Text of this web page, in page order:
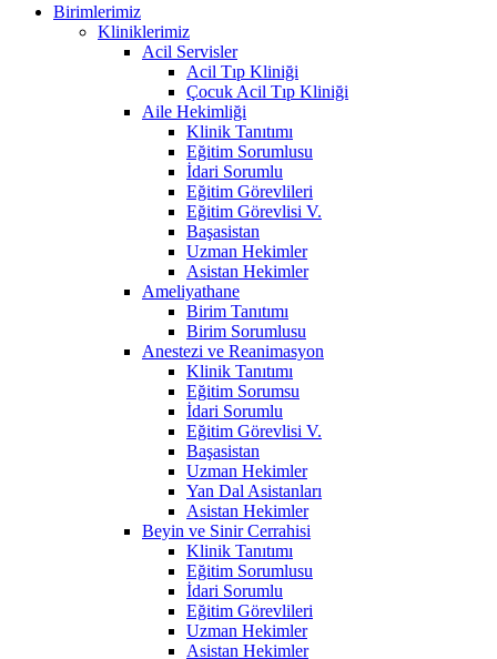
Birimlerimiz
Kliniklerimiz
Acil Servisler
Acil Tıp Kliniği
Çocuk Acil Tıp Kliniği
Aile Hekimliği
Klinik Tanıtımı
Eğitim Sorumlusu
İdari Sorumlu
Eğitim Görevlileri
Eğitim Görevlisi V.
Başasistan
Uzman Hekimler
Asistan Hekimler
Ameliyathane
Birim Tanıtımı
Birim Sorumlusu
Anestezi ve Reanimasyon
Klinik Tanıtımı
Eğitim Sorumsu
İdari Sorumlu
Eğitim Görevlisi V.
Başasistan
Uzman Hekimler
Yan Dal Asistanları
Asistan Hekimler
Beyin ve Sinir Cerrahisi
Klinik Tanıtımı
Eğitim Sorumlusu
İdari Sorumlu
Eğitim Görevlileri
Uzman Hekimler
Asistan Hekimler